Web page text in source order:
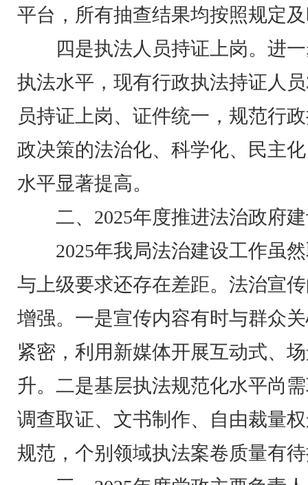
平台，所有抽查结果均按照规定
四是执法人员持证上岗。进
执法水平，现有行政执法持证人
员持证上岗、证件统一，规范行
政决策的法治化、科学化、民主
水平显著提高。
二、2025年度推进法治政府
2025年我局法治建设工作虽
与上级要求还存在差距。法治宣
增强。一是宣传内容有时与群众
紧密，利用新媒体开展互动式、
升。二是基层执法规范化水平尚
调查取证、文书制作、自由裁量
规范，个别领域执法案卷质量有